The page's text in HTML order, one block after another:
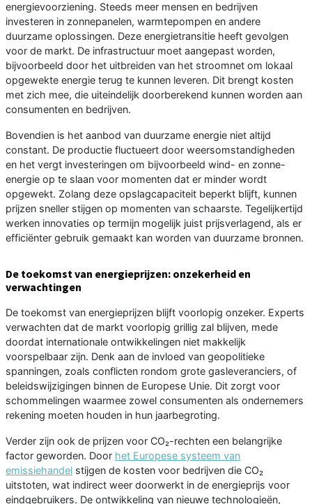
energievoorziening. Steeds meer mensen en bedrijven
investeren in zonnepanelen, warmtepompen en andere
duurzame oplossingen. Deze energietransitie heeft gevolgen
voor de markt. De infrastructuur moet aangepast worden,
bijvoorbeeld door het uitbreiden van het stroomnet om lokaal
opgewekte energie terug te kunnen leveren. Dit brengt kosten
met zich mee, die uiteindelijk doorberekend kunnen worden aan
consumenten en bedrijven.
Bovendien is het aanbod van duurzame energie niet altijd
constant. De productie fluctueert door weersomstandigheden
en het vergt investeringen om bijvoorbeeld wind- en zonne-
energie op te slaan voor momenten dat er minder wordt
opgewekt. Zolang deze opslagcapaciteit beperkt blijft, kunnen
prijzen sneller stijgen op momenten van schaarste. Tegelijkertijd
werken innovaties op termijn mogelijk juist prijsverlagend, als er
efficiënter gebruik gemaakt kan worden van duurzame bronnen.
De toekomst van energieprijzen: onzekerheid en
verwachtingen
De toekomst van energieprijzen blijft voorlopig onzeker. Experts
verwachten dat de markt voorlopig grillig zal blijven, mede
doordat internationale ontwikkelingen niet makkelijk
voorspelbaar zijn. Denk aan de invloed van geopolitieke
spanningen, zoals conflicten rondom grote gasleveranciers, of
beleidswijzigingen binnen de Europese Unie. Dit zorgt voor
schommelingen waarmee zowel consumenten als ondernemers
rekening moeten houden in hun jaarbegroting.
Verder zijn ook de prijzen voor CO₂-rechten een belangrijke
factor geworden. Door het Europese systeem van
emissiehandel stijgen de kosten voor bedrijven die CO₂
uitstoten, wat indirect weer doorwerkt in de energieprijs voor
eindgebruikers. De ontwikkeling van nieuwe technologieën,